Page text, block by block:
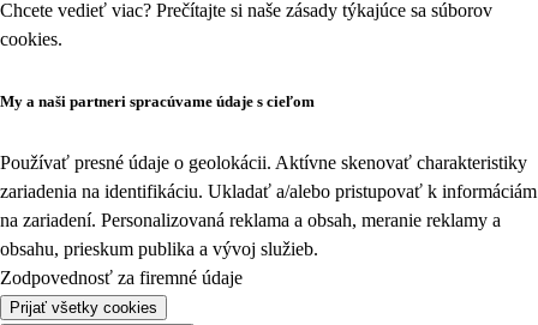
Chcete vedieť viac? Prečítajte si naše zásady týkajúce sa súborov
cookies.
My a naši partneri spracúvame údaje s cieľom
Používať presné údaje o geolokácii. Aktívne skenovať charakteristiky
zariadenia na identifikáciu. Ukladať a/alebo pristupovať k informáciám
na zariadení. Personalizovaná reklama a obsah, meranie reklamy a
obsahu, prieskum publika a vývoj služieb.
Zodpovednosť za firemné údaje
Prijať všetky cookies